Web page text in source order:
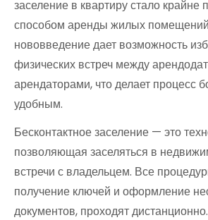
заселение в квартиру стало крайне
способом аренды жилых
нововведение дает возможность
физических встреч между
арендаторами, что делает процесс
удобным.
Бесконтактное заселение — это
позволяющая заселяться в
встречи с владельцем. Все
получение ключей и оформление
документов, проходят